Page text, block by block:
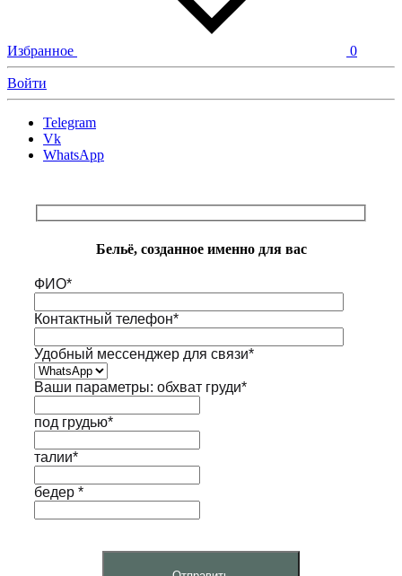
Избранное 0
Войти
Telegram
Vk
WhatsApp
Бельё, созданное именно для вас
ФИО*
Контактный телефон*
Удобный мессенджер для связи*
Ваши параметры: обхват груди*
под грудью*
талии*
бедер *